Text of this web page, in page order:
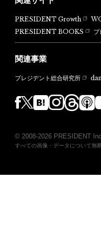
PRESIDENT Growth
PRESIDENT BOOKS
関連事業
プレジデント総合研究所
© 2008-2026 PRESIDENT Inc.
すべての画像・データについて無